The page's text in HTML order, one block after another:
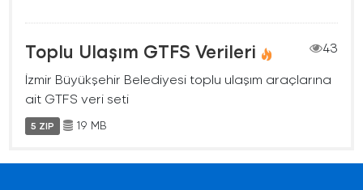
Toplu Ulaşım GTFS Verileri
43
İzmir Büyükşehir Belediyesi toplu ulaşım araçlarına
ait GTFS veri seti
5 ZIP 19 MB